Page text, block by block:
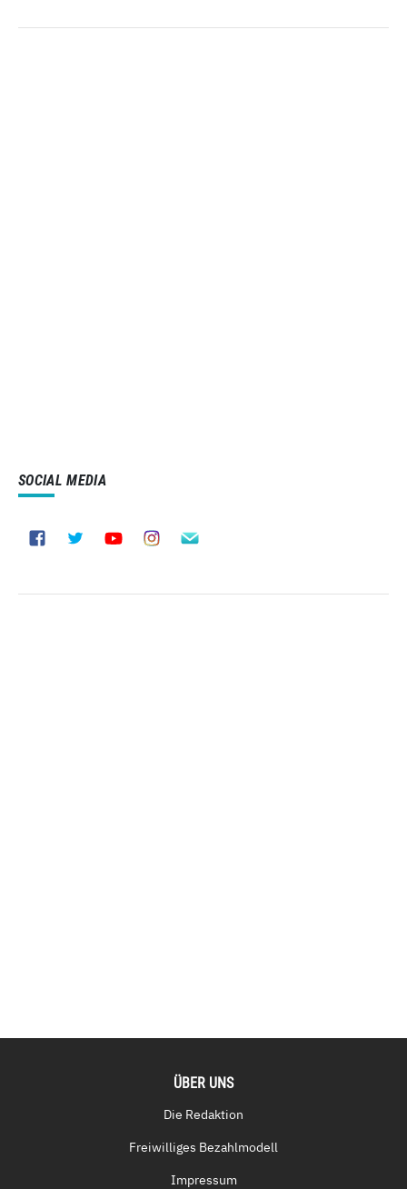
SOCIAL MEDIA
ÜBER UNS
Die Redaktion
Freiwilliges Bezahlmodell
Impressum